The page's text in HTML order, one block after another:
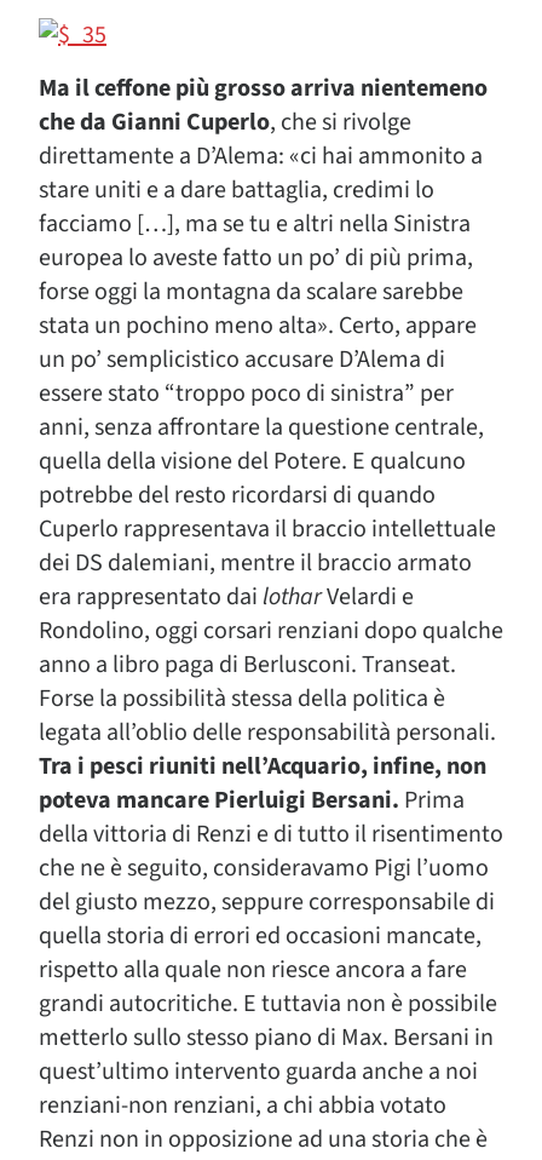
Ma il ceffone più grosso arriva nientemeno
che da Gianni Cuperlo, che si rivolge
direttamente a D’Alema: «ci hai ammonito a
stare uniti e a dare battaglia, credimi lo
facciamo […], ma se tu e altri nella Sinistra
europea lo aveste fatto un po’ di più prima,
forse oggi la montagna da scalare sarebbe
stata un pochino meno alta». Certo, appare
un po’ semplicistico accusare D’Alema di
essere stato “troppo poco di sinistra” per
anni, senza affrontare la questione centrale,
quella della visione del Potere. E qualcuno
potrebbe del resto ricordarsi di quando
Cuperlo rappresentava il braccio intellettuale
dei DS dalemiani, mentre il braccio armato
era rappresentato dai lotharVelardi e
Rondolino, oggi corsari renziani dopo qualche
anno a libro paga di Berlusconi. Transeat.
Forse la possibilità stessa della politica è
legata all’oblio delle responsabilità personali.
Tra i pesci riuniti nell’Acquario, infine, non
poteva mancare Pierluigi Bersani. Prima
della vittoria di Renzi e di tutto il risentimento
che ne è seguito, consideravamo Pigi l’uomo
del giusto mezzo, seppure corresponsabile di
quella storia di errori ed occasioni mancate,
rispetto alla quale non riesce ancora a fare
grandi autocritiche. E tuttavia non è possibile
metterlo sullo stesso piano di Max. Bersani in
quest’ultimo intervento guarda anche a noi
renziani-non renziani, a chi abbia votato
Renzi non in opposizione ad una storia che è